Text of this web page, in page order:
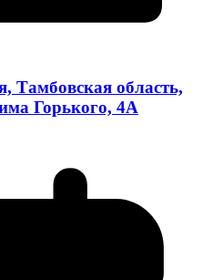
Тамбовская область,
Горького, 4А